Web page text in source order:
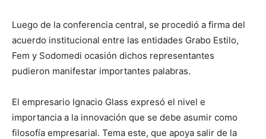
Luego de la conferencia central, se procedió a firma del
acuerdo institucional entre las entidades Grabo Estilo,
Fem y Sodomedi ocasión dichos representantes
pudieron manifestar importantes palabras.
El empresario Ignacio Glass expresó el nivel e
importancia a la innovación que se debe asumir como
filosofía empresarial. Tema este, que apoya salir de la